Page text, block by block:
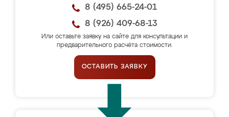
8 (495) 665-24-01
8 (926) 409-68-13
Или оставьте заявку на сайте для консультации и
предварительного расчёта стоимости.
ОСТАВИТЬ ЗАЯВКУ